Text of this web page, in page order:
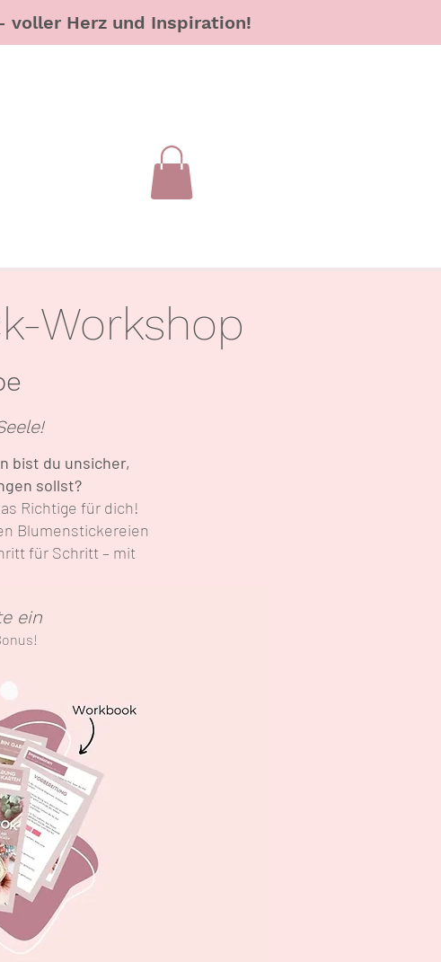
Herz und Inspiration!
Workshop
bist du unsicher,
sollst?
Richtige für dich!
Blumenstickereien
für Schritt – mit
ein